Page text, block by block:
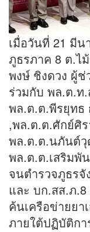
เมื่อวันที่ 21 มีน
ภูธรภาค 8 ต.ไ
พงษ์ ชิงดวง ผู้
ร่วมกับ พล.ต.ท
พล.ต.ต.พีรยุทธ
,พล.ต.ต.ศักย์ศิร
พล.ต.ต.นภันต์วุ
พล.ต.ต.เสริมพั
จนตำรวจภูธร
และ บก.สส.ภ
ค้นเครือข่ายย
ภายใต้ปฏิบัติกา